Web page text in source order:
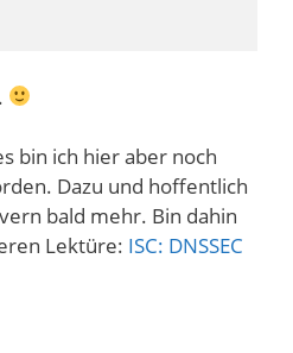
bin ich hier aber noch
Dazu und hoffentlich
bald mehr. Bin dahin
Lektüre: ISC: DNSSEC